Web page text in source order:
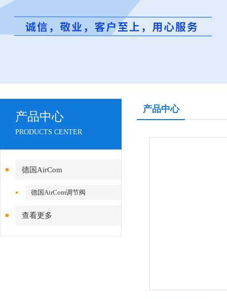
产品中心
PRODUCTS CENTER
德国AirCom
德国AirCom调节阀
查看更多
产品中心